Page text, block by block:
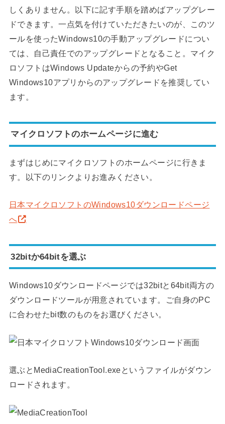
しくありません。以下に記す手順を踏めばアップグレー
ドできます。一点気を付けていただきたいのが、このツ
ールを使ったWindows10の手動アップグレードについ
ては、自己責任でのアップグレードとなること。マイク
ロソフトはWindows Updateからの予約やGet
Windows10アプリからのアップグレードを推奨してい
ます。
マイクロソフトのホームページに進む
まずはじめにマイクロソフトのホームページに行きま
す。以下のリンクよりお進みください。
日本マイクロソフトのWindows10ダウンロードページ
へ
32bitか64bitを選ぶ
Windows10ダウンロードページでは32bitと64bit両方の
ダウンロードツールが用意されています。ご自身のPC
に合わせたbit数のものをお選びください。
選ぶとMediaCreationTool.exeというファイルがダウン
ロードされます。